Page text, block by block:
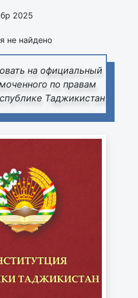
на официальный
по правам
Таджикистан
2025
не найдено